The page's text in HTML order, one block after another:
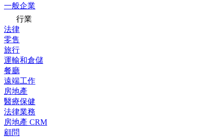
一般企業
行業
法律
零售
旅行
運輸和倉儲
餐廳
遠端工作
房地產
醫療保健
法律業務
房地產 CRM
顧問